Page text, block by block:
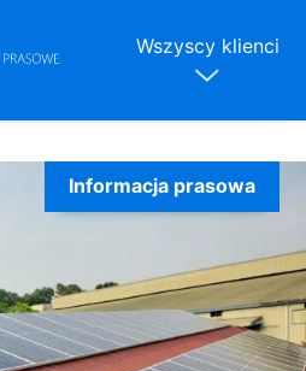
Wszyscy klienci
Informacja prasowa